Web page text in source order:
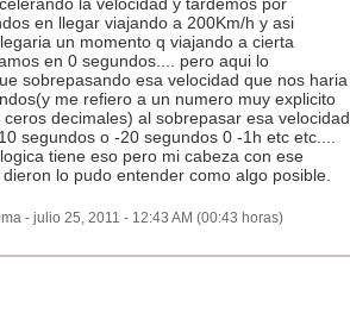
en llegar viajando a 200Km/h y asi
un momento q viajando a cierta
en 0 segundos.... pero aqui lo
sobrepasando esa velocidad que nos haria
me refiero a un numero muy explicito
decimales) al sobrepasar esa velocidad
segundos o -20 segundos 0 -1h etc etc....
tiene eso pero mi cabeza con ese
lo pudo entender como algo posible.
- julio 25, 2011 - 12:43 AM (00:43 horas)